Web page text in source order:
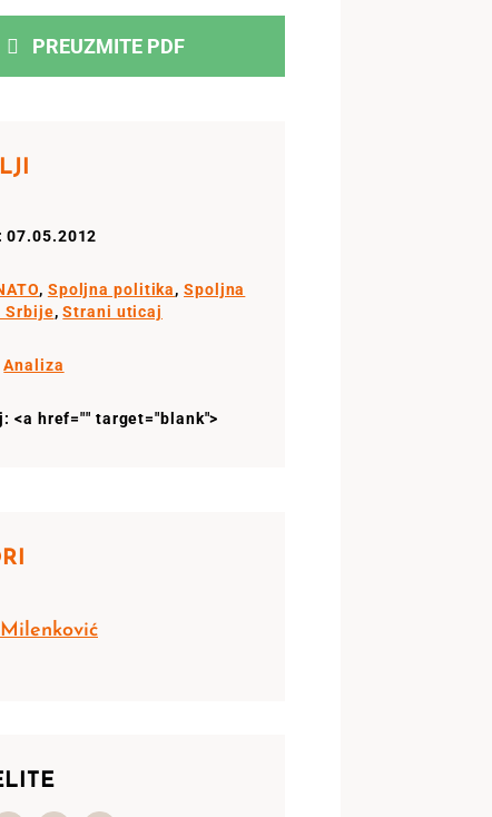
PREUZMITE PDF
07.05.2012
, Spoljna politika,Spoljna
Srbije,Strani uticaj
Analiza
<a href="" target="blank">